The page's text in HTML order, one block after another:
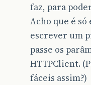
faz, para
Acho que é
escrever um
passe os
HTTPClient.
fáceis assim?)